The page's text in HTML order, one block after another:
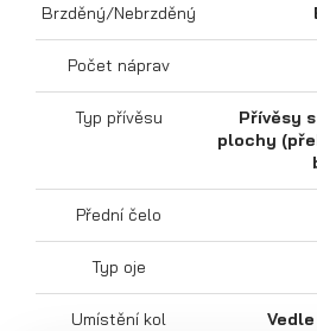
Brzděný/Nebrzděný
Počet náprav
Typ přívěsu
Přívěsy
plochy
Přední čelo
Typ oje
Umístění kol